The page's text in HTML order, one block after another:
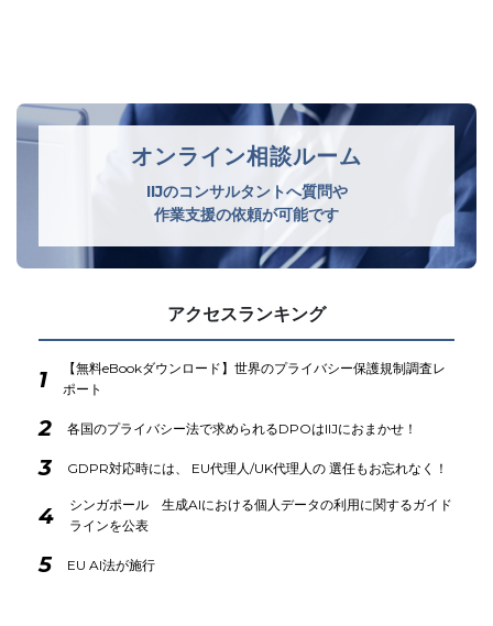
オンライン相談ルーム
IIJのコンサルタントへ質問や
作業支援の依頼が可能です
アクセスランキング
1
【無料eBookダウンロード】世界のプライバシー保護規制調査レ
ポート
2 各国のプライバシー法で求められるDPOはIIJにおまかせ！
3 GDPR対応時には、 EU代理人/UK代理人の 選任もお忘れなく！
4
シンガポール 生成AIにおける個人データの利用に関するガイド
ラインを公表
5 EU AI法が施行